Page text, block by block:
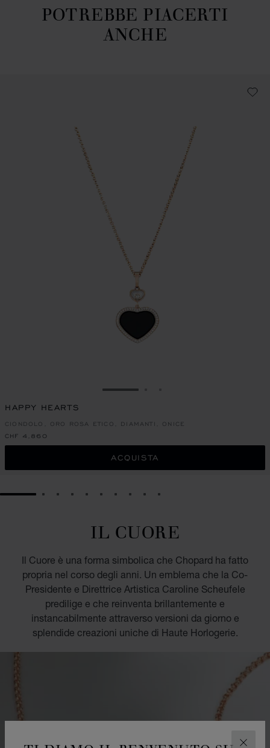
POTREBBE PIACERTI
ANCHE
VAI ALLA SLIDE 1
HAPPY HEARTS
CIONDOLO, ORO ROSA ETICO, DIAMANTI, ONICE
CHF 4,860
ACQUISTA
GO TO SLIDE 1GO TO SLIDE 2
GO TO SLIDE 3
GO TO SLIDE 4
GO TO SLIDE 5
GO TO SLIDE 6
GO TO SLIDE 7
GO TO SLIDE 8
GO TO SLIDE 9
GO TO SLIDE 10
IL CUORE
Il Cuore è una forma simbolica che Chopard ha fatto
propria nel corso degli anni. Un emblema che la Co-
Presidente e Direttrice Artistica Caroline Scheufele
predilige e che reinventa brillantemente e
instancabilmente attraverso versioni da giorno e
splendide creazioni uniche di Haute Horlogerie.